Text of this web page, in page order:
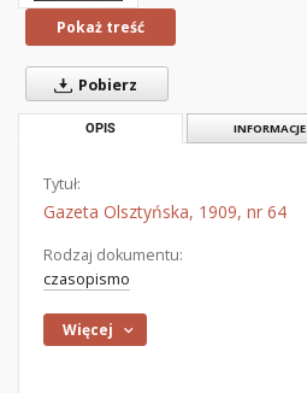
Pokaż treść
Pobierz
OPIS INFORMACJE
Tytuł:
Gazeta Olsztyńska, 1909, nr 64
Rodzaj dokumentu:
czasopismo
Więcej